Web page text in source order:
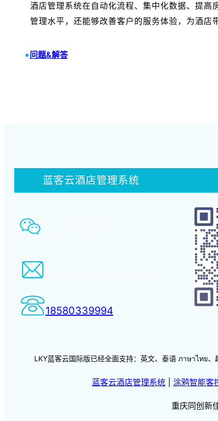
酒店管理系统在自动化流程、集中化数据、提
管理水平，还能够改善客户的服务体验，为酒
•问题&解答
蓝客云酒店管理系统
智慧酒店事业部：
18580339994
LKY蓝客云国际版已经全面支持：英文、泰语 ภาษาไทย
蓝客云酒店管理系统 涂鸦智能客
重庆同创新